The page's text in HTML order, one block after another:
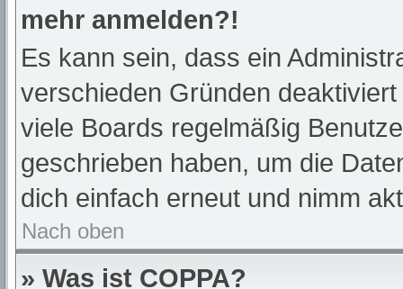
mehr anmelden?!
Es kann sein, dass ein
verschieden Gründen
viele Boards regelmäßig
geschrieben haben, um die
dich einfach erneut und nimm
Nach oben
» Was ist COPPA?